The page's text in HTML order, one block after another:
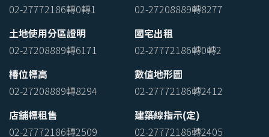
02-27772186轉0轉1
02-27208889轉8277
土地使用分區證明
02-27208889轉6171
國宅出租
02-27772186轉0轉2
椿位標高
02-27208889轉8294
數值地形圖
02-27772186轉2412
店舖標租售
02-27772186轉2509
建築線指示(定)
02-27772186轉2405